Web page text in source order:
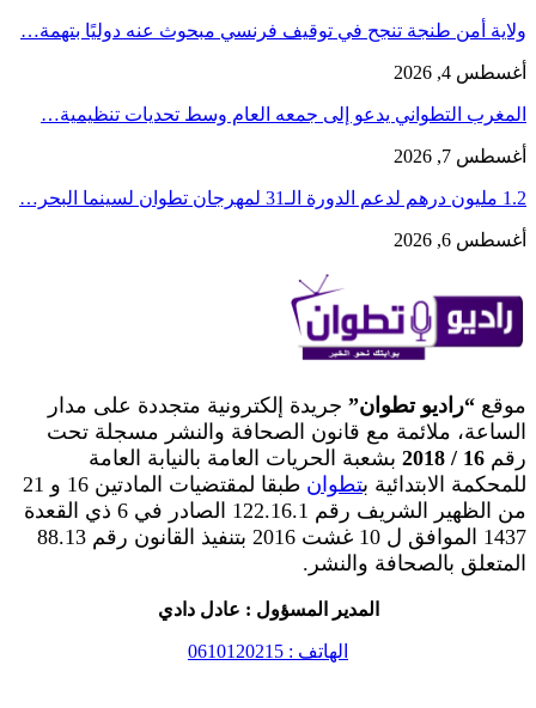
ولاية أمن طنجة تنجح في توقيف فرنسي مبحوث عنه دوليًا بتهمة…
أغسطس 4, 2026
المغرب التطواني يدعو إلى جمعه العام وسط تحديات تنظيمية…
أغسطس 7, 2026
1.2 مليون درهم لدعم الدورة الـ31 لمهرجان تطوان لسينما البحر…
أغسطس 6, 2026
موقع “راديو تطوان” جريدة إلكترونية متجددة على مدار
الساعة، ملائمة مع قانون الصحافة والنشر مسجلة تحت
رقم 16 / 2018
بشعبة الحريات العامة بالنيابة العامة
للمحكمة الابتدائية بتطوان
طبقا لمقتضيات المادتين 16 و 21
من الظهير الشريف رقم 122.16.1 الصادر في 6 ذي القعدة
1437 الموافق ل 10 غشت 2016 بتنفيذ القانون رقم 88.13
المتعلق بالصحافة والنشر.
المدير المسؤول : عادل دادي
الهاتف : 0610120215